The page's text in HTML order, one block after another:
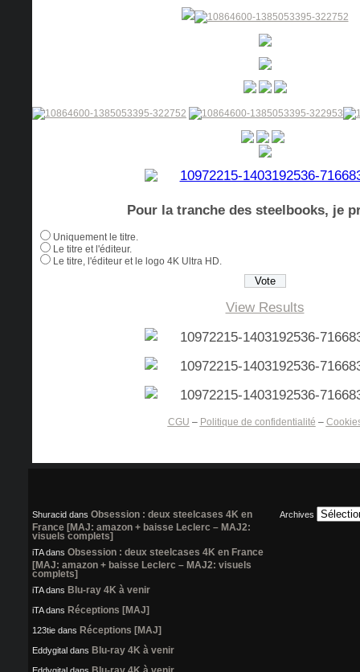
Pour la tranche des steelbooks, je
Uniquement le titre.
Le titre et l'éditeur.
Le titre, l'éditeur et le logo 4K Ultra HD.
View Results
CGU – Politique de confidentialité –
Shuracid dans Obsession : deux steelcases 4K en
France [MAJ: amazon + baisse Leclerc – MAJ2:
visuels complets]
iTAdans Obsession : deux steelcases 4K en France
[MAJ: amazon + baisse Leclerc – MAJ2: visuels
complets]
iTAdans Blu-ray 4K à venir
iTAdans Réceptions [MAJ]
123tie dans Réceptions [MAJ]
Eddygital dans Blu-ray 4K à venir
Archives